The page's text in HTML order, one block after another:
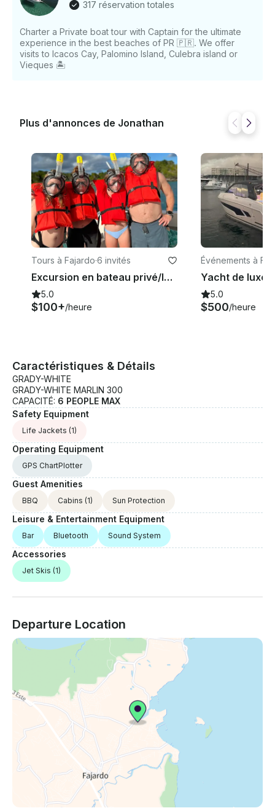
317 réservation totales
Charter a Private boat tour with Captain for the ultimate
experience in the best beaches of PR 🇵🇷. We offer
visits to Icacos Cay, Palomino Island, Culebra island or
Vieques 🏝
Plus d'annonces de Jonathan
Tours à Fajardo·6 invités
Excursion en bateau privé/location avec capitaine pour une expérience ultime en PR 🇵🇷🛥️
5.0
$100+/heure
Événements à
5.0
$500/heure
Caractéristiques & Détails
GRADY-WHITE
GRADY-WHITE MARLIN 300
CAPACITÉ: 6 PEOPLE MAX
Safety Equipment
Life Jackets (1)
Operating Equipment
GPS ChartPlotter
Guest Amenities
BBQ Cabins (1) Sun Protection
Leisure & Entertainment Equipment
Bar Bluetooth Sound System
Accessories
Jet Skis (1)
Departure Location